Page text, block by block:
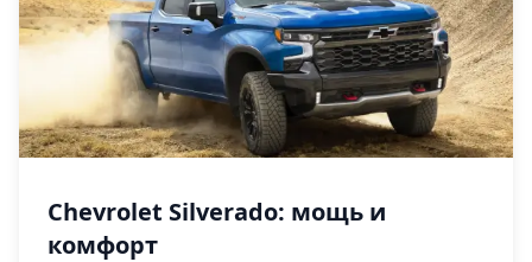
Chevrolet Silverado: мощь и
комфорт